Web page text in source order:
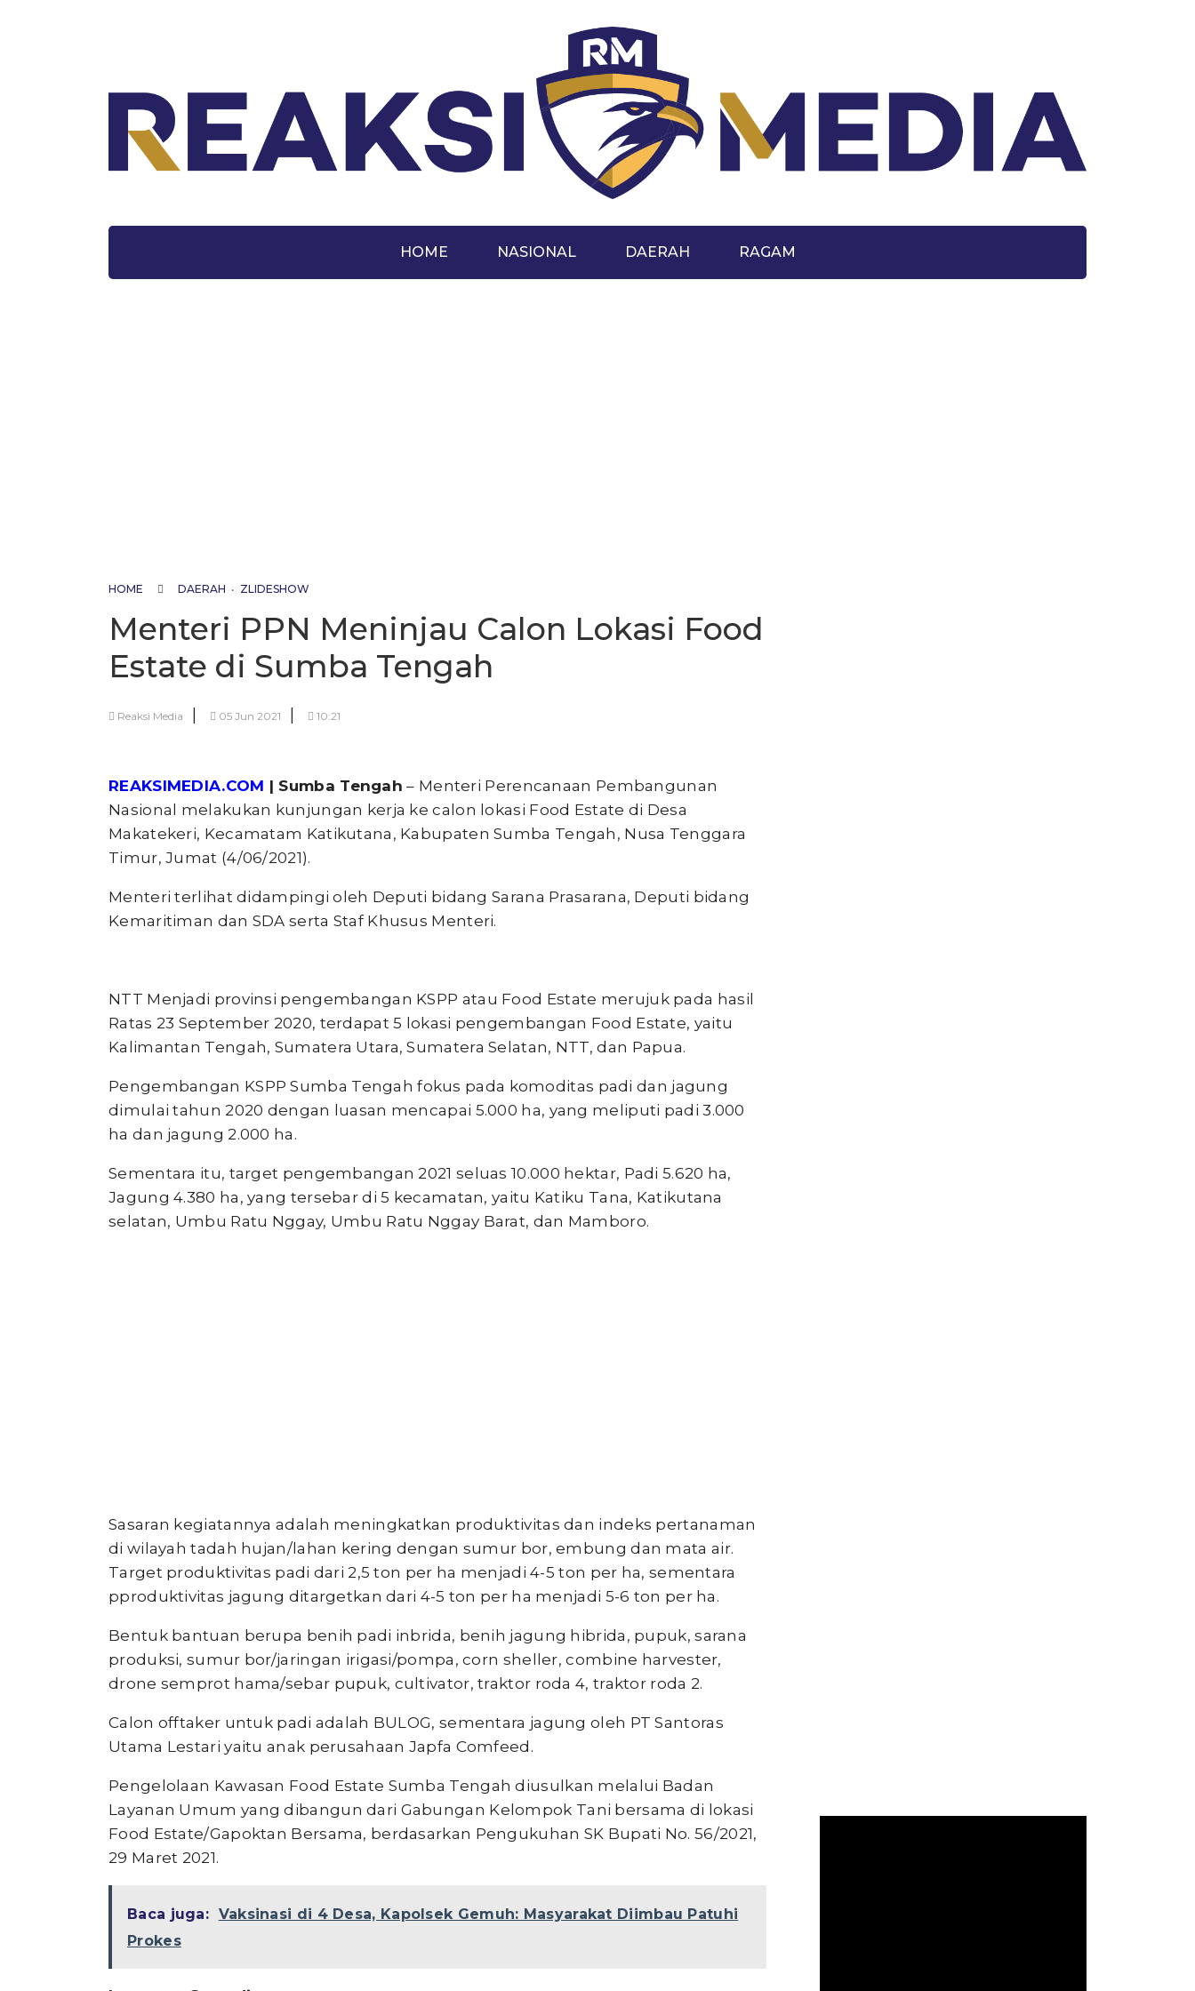
HOME NASIONAL DAERAH RAGAM
HOME DAERAH • ZLIDESHOW
Menteri PPN Meninjau Calon Lokasi Food
Estate di Sumba Tengah
Reaksi Media 05 Jun 2021 10:21
REAKSIMEDIA.COM | Sumba Tengah – Menteri Perencanaan Pembangunan
Nasional melakukan kunjungan kerja ke calon lokasi Food Estate di Desa
Makatekeri, Kecamatam Katikutana, Kabupaten Sumba Tengah, Nusa Tenggara
Timur, Jumat (4/06/2021).
Menteri terlihat didampingi oleh Deputi bidang Sarana Prasarana, Deputi bidang
Kemaritiman dan SDA serta Staf Khusus Menteri.
NTT Menjadi provinsi pengembangan KSPP atau Food Estate merujuk pada hasil
Ratas 23 September 2020, terdapat 5 lokasi pengembangan Food Estate, yaitu
Kalimantan Tengah, Sumatera Utara, Sumatera Selatan, NTT, dan Papua.
Pengembangan KSPP Sumba Tengah fokus pada komoditas padi dan jagung
dimulai tahun 2020 dengan luasan mencapai 5.000 ha, yang meliputi padi 3.000
ha dan jagung 2.000 ha.
Sementara itu, target pengembangan 2021 seluas 10.000 hektar, Padi 5.620 ha,
Jagung 4.380 ha, yang tersebar di 5 kecamatan, yaitu Katiku Tana, Katikutana
selatan, Umbu Ratu Nggay, Umbu Ratu Nggay Barat, dan Mamboro.
Sasaran kegiatannya adalah meningkatkan produktivitas dan indeks pertanaman
di wilayah tadah hujan/lahan kering dengan sumur bor, embung dan mata air.
Target produktivitas padi dari 2,5 ton per ha menjadi 4-5 ton per ha, sementara
pproduktivitas jagung ditargetkan dari 4-5 ton per ha menjadi 5-6 ton per ha.
Bentuk bantuan berupa benih padi inbrida, benih jagung hibrida, pupuk, sarana
produksi, sumur bor/jaringan irigasi/pompa, corn sheller, combine harvester,
drone semprot hama/sebar pupuk, cultivator, traktor roda 4, traktor roda 2.
Calon offtaker untuk padi adalah BULOG, sementara jagung oleh PT Santoras
Utama Lestari yaitu anak perusahaan Japfa Comfeed.
Pengelolaan Kawasan Food Estate Sumba Tengah diusulkan melalui Badan
Layanan Umum yang dibangun dari Gabungan Kelompok Tani bersama di lokasi
Food Estate/Gapoktan Bersama, berdasarkan Pengukuhan SK Bupati No. 56/2021,
29 Maret 2021.
Baca juga: Vaksinasi di 4 Desa, Kapolsek Gemuh: Masyarakat Diimbau Patuhi
Prokes